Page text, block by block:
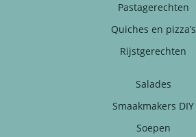
Pastagerechten
Quiches en pizza’s
Rijstgerechten
Salades
Smaakmakers DIY
Soepen